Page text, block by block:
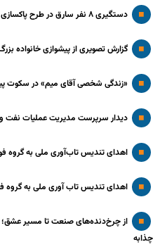
دستگیری ۸ نفر سارق در طرح پاکسازی محلات و کشف ۱۷ فقره سرقت
گزارش تصویری از پیشوازی خانواده
«زندگی شخصی آقای میم» در سکوت
دیدار سرپرست مدیریت عملیات نفت و
اهدای تندیس تاب‌آوری ملی به گروه
اهدای تندیس تاب آوری ملی به گروه
چذابه